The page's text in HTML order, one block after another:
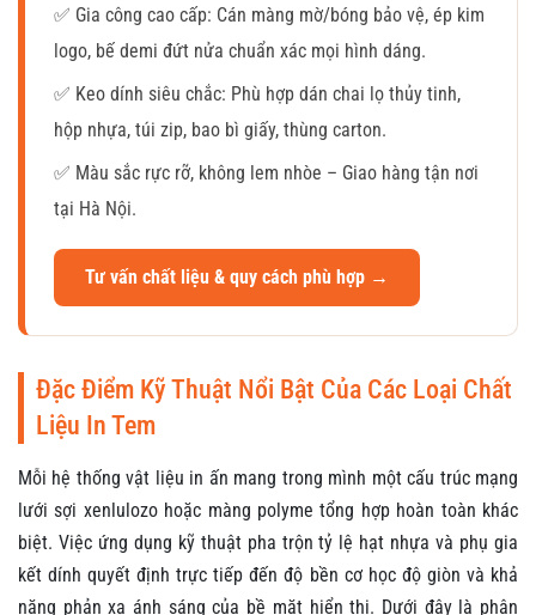
✅ Gia công cao cấp: Cán màng mờ/bóng bảo vệ, ép kim
logo, bế demi đứt nửa chuẩn xác mọi hình dáng.
✅ Keo dính siêu chắc: Phù hợp dán chai lọ thủy tinh,
hộp nhựa, túi zip, bao bì giấy, thùng carton.
✅ Màu sắc rực rỡ, không lem nhòe – Giao hàng tận nơi
tại Hà Nội.
Tư vấn chất liệu & quy cách phù hợp →
Đặc Điểm Kỹ Thuật Nổi Bật Của Các Loại Chất
Liệu In Tem
Mỗi hệ thống vật liệu in ấn mang trong mình một cấu trúc mạng
lưới sợi xenlulozo hoặc màng polyme tổng hợp hoàn toàn khác
biệt. Việc ứng dụng kỹ thuật pha trộn tỷ lệ hạt nhựa và phụ gia
kết dính quyết định trực tiếp đến độ bền cơ học độ giòn và khả
năng phản xạ ánh sáng của bề mặt hiển thị. Dưới đây là phân